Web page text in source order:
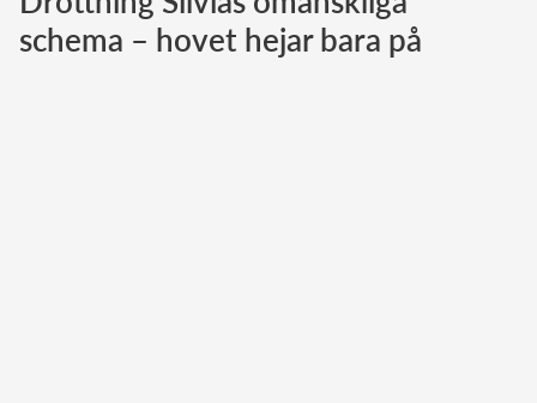
Norska kungahuset
schema – hovet hejar bara på